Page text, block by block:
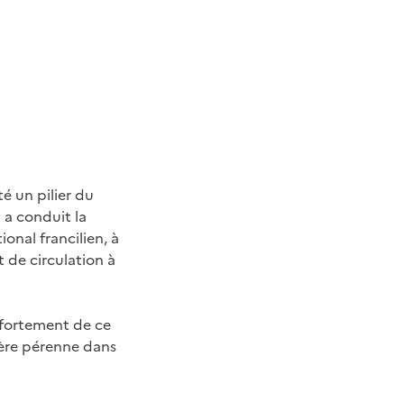
un pilier du
a conduit la
francilien, à
de circulation à
de ce
pérenne dans